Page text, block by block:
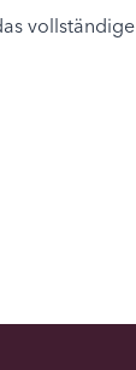
vollständige